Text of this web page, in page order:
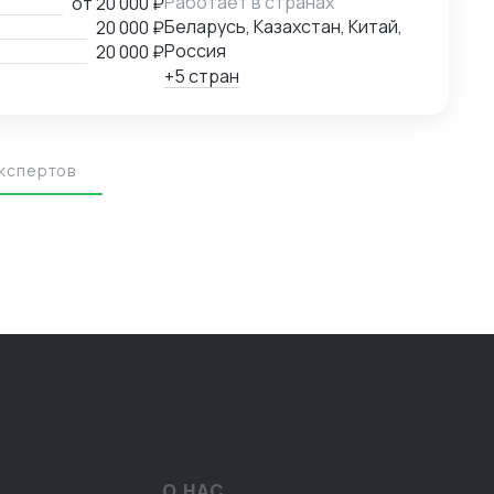
20 000 ₽
20 000 ₽
Беларусь, Казахстан, Китай,
Россия
+5 стран